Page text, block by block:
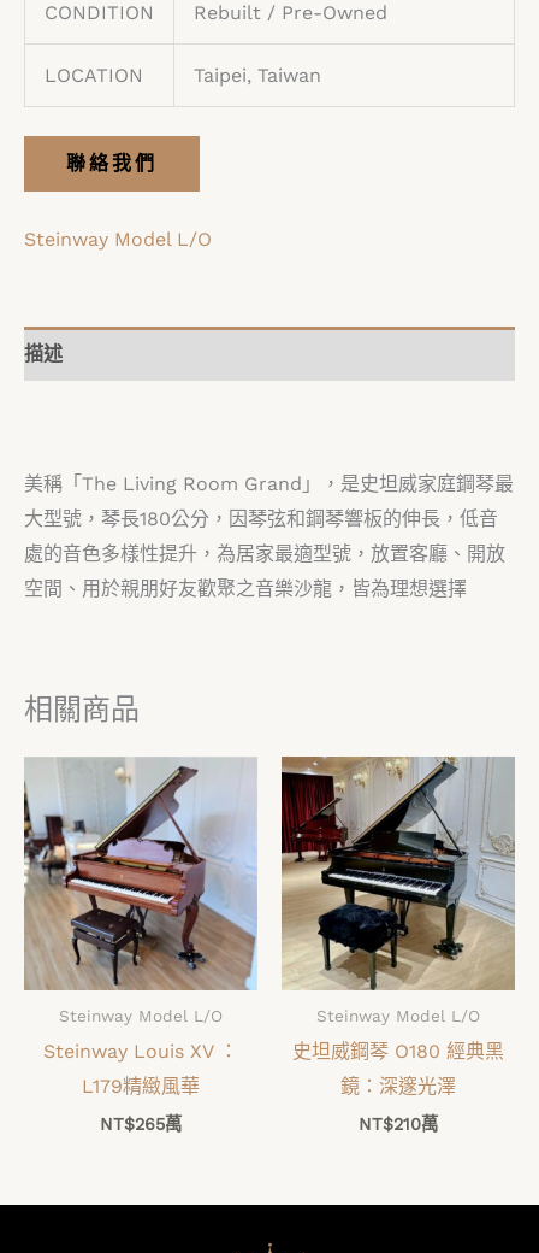
CONDITION Rebuilt / Pre-Owned
LOCATION Taipei, Taiwan
聯絡我們
Steinway Model L/O
描述
美稱「The Living Room Grand」，是史坦威家庭鋼琴最
大型號，琴長180公分，因琴弦和鋼琴響板的伸長，低音
處的音色多樣性提升，為居家最適型號，放置客廳、開放
空間、用於親朋好友歡聚之音樂沙龍，皆為理想選擇
相關商品
Steinway Model L/O
Steinway Louis XV ：
L179精緻風華
NT$265萬
Steinway Model L/O
史坦威鋼琴 O180 經典黑
鏡：深邃光澤
NT$210萬